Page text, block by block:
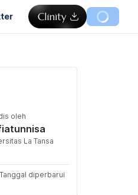
oleh
La Tansa
Tanggal diperbarui